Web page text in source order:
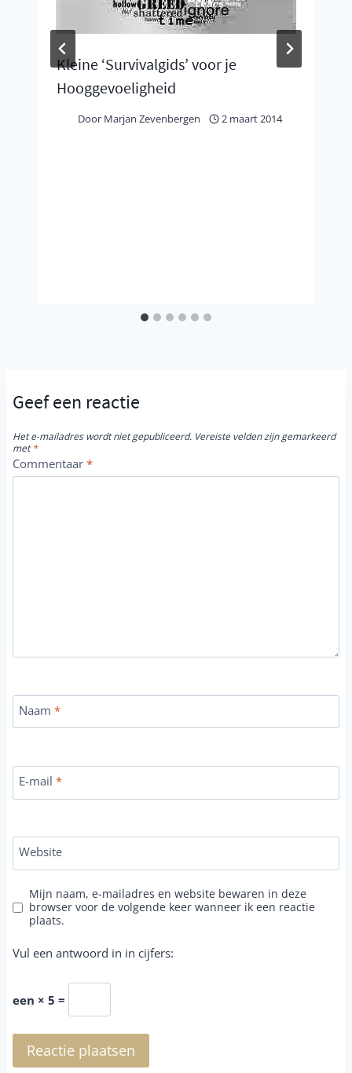
Kleine ‘Survivalgids’ voor je
Hooggevoeligheid
Door Marjan Zevenbergen 2 maart 2014
Geef een reactie
Het e-mailadres wordt niet gepubliceerd. Vereiste velden zijn gemarkeerd
met*
Commentaar *
Naam *
E-mail *
Website
Mijn naam, e-mailadres en website bewaren in deze
browser voor de volgende keer wanneer ik een reactie
plaats.
Vul een antwoord in in cijfers:
een × 5 =